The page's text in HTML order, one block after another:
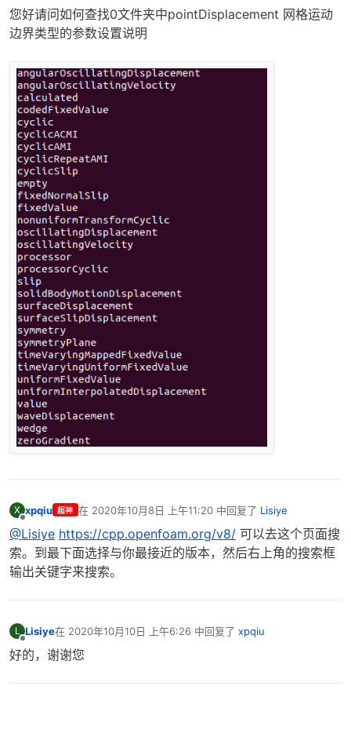
您好请问如何查找0文件夹中pointDisplacement 网格运动
边界类型的参数设置说明
X xpqiu 超神 在 2020年10月8日 上午11:20中回复了 Lisiye
最后由 编辑
@Lisiye https://cpp.openfoam.org/v8/ 可以去这个页面搜
索。到最下面选择与你最接近的版本，然后右上角的搜索框
输出关键字来搜索。
L
离线
Lisiye在 2020年10月10日 上午6:26 中回复了 xpqiu
最后由 编辑
好的，谢谢您